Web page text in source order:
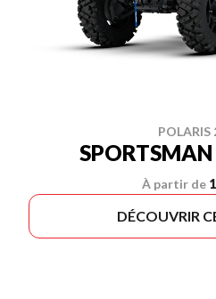
POLARIS
À partir de
DÉCOUVRIR